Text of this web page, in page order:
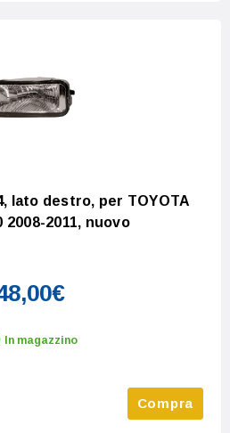
lato destro, per TOYOTA
2008-2011, nuovo
In magazzino
Compra